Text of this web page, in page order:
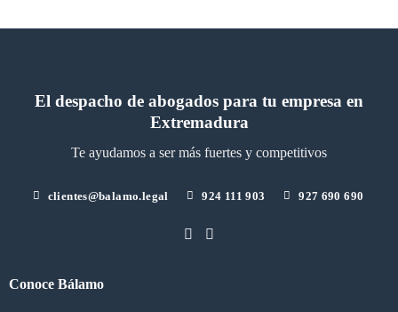
El despacho de abogados para tu empresa en
Extremadura
Te ayudamos a ser más fuertes y competitivos
clientes@balamo.legal 924 111 903 927 690 690
Conoce Bálamo